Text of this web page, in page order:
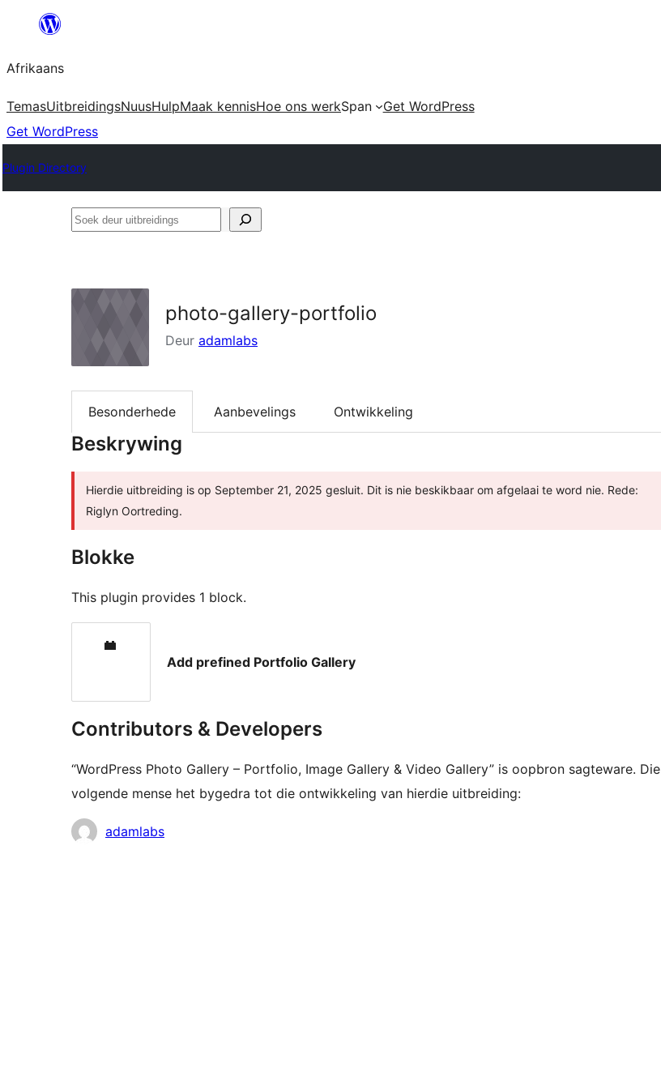
content
Afrikaans
TemasUitbreidingsNuusHulpMaak kennisHoe ons werkSpan
Get WordPress
Get WordPress
Plugin Directory
Soek
photo-gallery-portfolio
Deur adamlabs
Besonderhede Aanbevelings Ontwikkeling
Beskrywing
Hierdie uitbreiding is op September 21, 2025 gesluit. Dit is nie beskikbaar om afgelaai te word nie. Rede:
Riglyn Oortreding.
Blokke
This plugin provides 1 block.
Add prefined Portfolio Gallery
Contributors & Developers
“WordPress Photo Gallery – Portfolio, Image Gallery & Video Gallery” is oopbron sagteware. Die
volgende mense het bygedra tot die ontwikkeling van hierdie uitbreiding:
Contributors
adamlabs